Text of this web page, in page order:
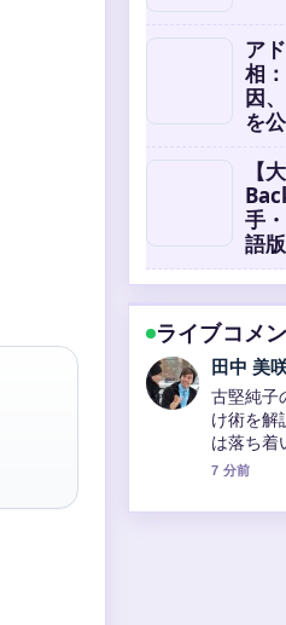
ア
相
因
を
【
手
語
ライブコメ
中村 悠
守屋美穂
子供の年
人ランキ
が助かり
9 分前